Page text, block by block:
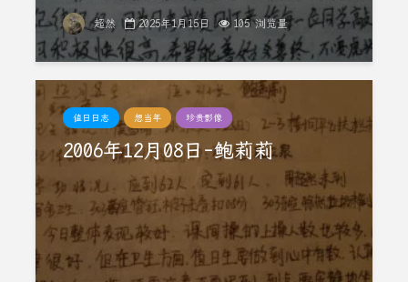
超然 2025年1月15日 105 浏览量
值日日志 想当年 珍贵影像
2006年12月08日-鲍莉莉